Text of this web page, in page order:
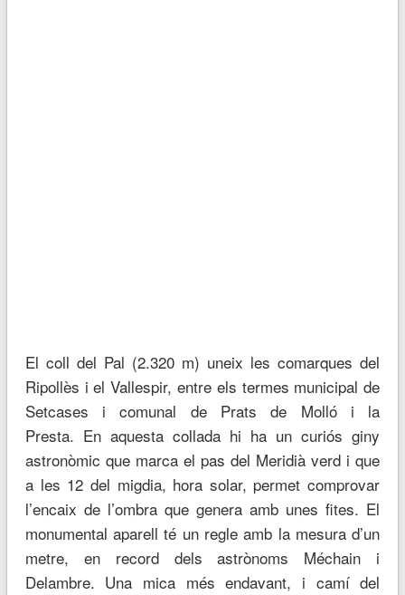
El coll del Pal (2.320 m) uneix les comarques del
Ripollès i el Vallespir, entre els termes municipal de
Setcases i comunal de Prats de Molló i la
Presta. En aquesta collada hi ha un curiós giny
astronòmic que marca el pas del Meridià verd i que
a les 12 del migdia, hora solar, permet comprovar
l’encaix de l’ombra que genera amb unes fites. El
monumental aparell té un regle amb la mesura d’un
metre, en record dels astrònoms Méchain i
Delambre. Una mica més endavant, i camí del